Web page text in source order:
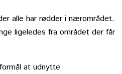
alle har rødder i nærområdet.
ligeledes fra området der får
at udnytte